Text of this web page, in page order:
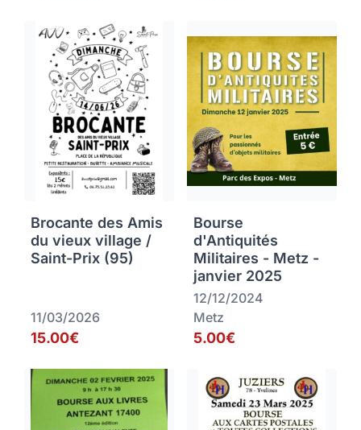
Brocante des Amis
du vieux village /
Saint-Prix (95)
11/03/2026
15.00€
Bourse
d'Antiquités
Militaires - Metz -
janvier 2025
12/12/2024
Metz
5.00€